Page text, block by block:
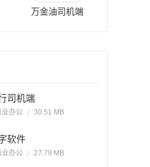
万金油司机端
司机端
业办公 30.51 MB
软件
业办公 27.79 MB